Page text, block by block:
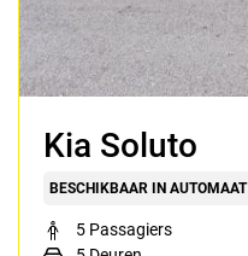
Kia Soluto
BESCHIKBAAR IN AUTOMAAT
5 Passagiers